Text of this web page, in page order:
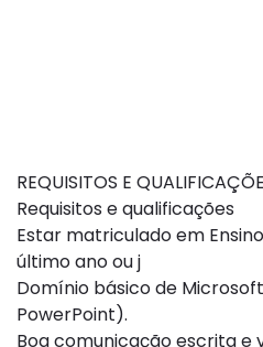
REQUISITOS E
Requisitos e qualificações
Estar matriculado em
último ano ou j
Domínio básico de
PowerPoint).
Boa comunicação escrita e